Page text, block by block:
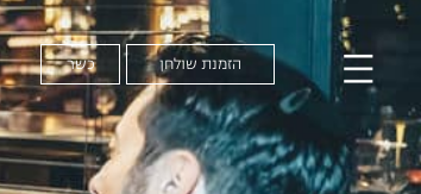
הזמנת שולחן כשר